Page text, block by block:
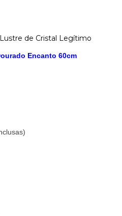
de Cristal Legítimo
Encanto 60cm